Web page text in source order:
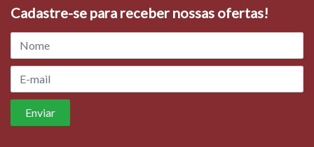
Cadastre-se para receber nossas ofertas!